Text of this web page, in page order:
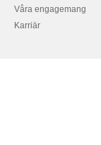
Våra engagemang
Karriär